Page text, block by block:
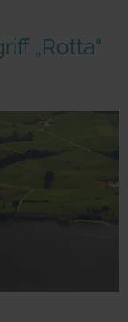
„Rotta"